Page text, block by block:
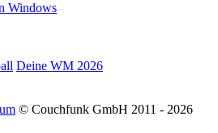
Windows
Deine WM 2026
© Couchfunk GmbH 2011 - 2026